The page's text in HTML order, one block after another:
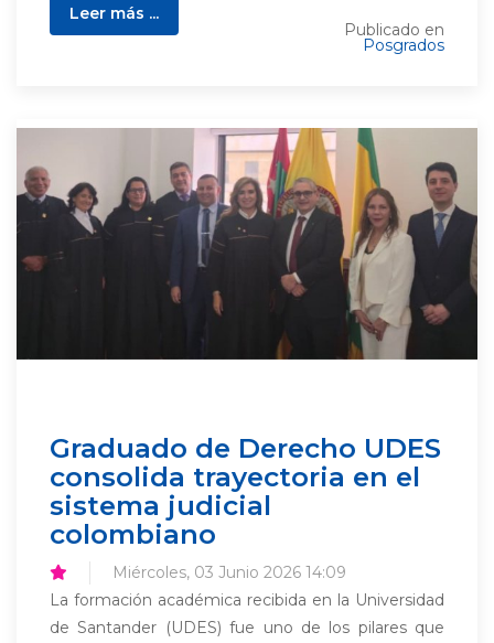
Leer más ...
Publicado en
Posgrados
Graduado de Derecho UDES
consolida trayectoria en el
sistema judicial
colombiano
Miércoles, 03 Junio 2026 14:09
La formación académica recibida en la Universidad
de Santander (UDES) fue uno de los pilares que